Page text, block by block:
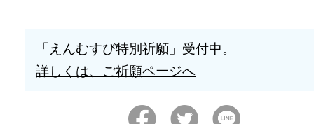
「えんむすび特別祈願」受付中。
詳しくは、ご祈願ページへ